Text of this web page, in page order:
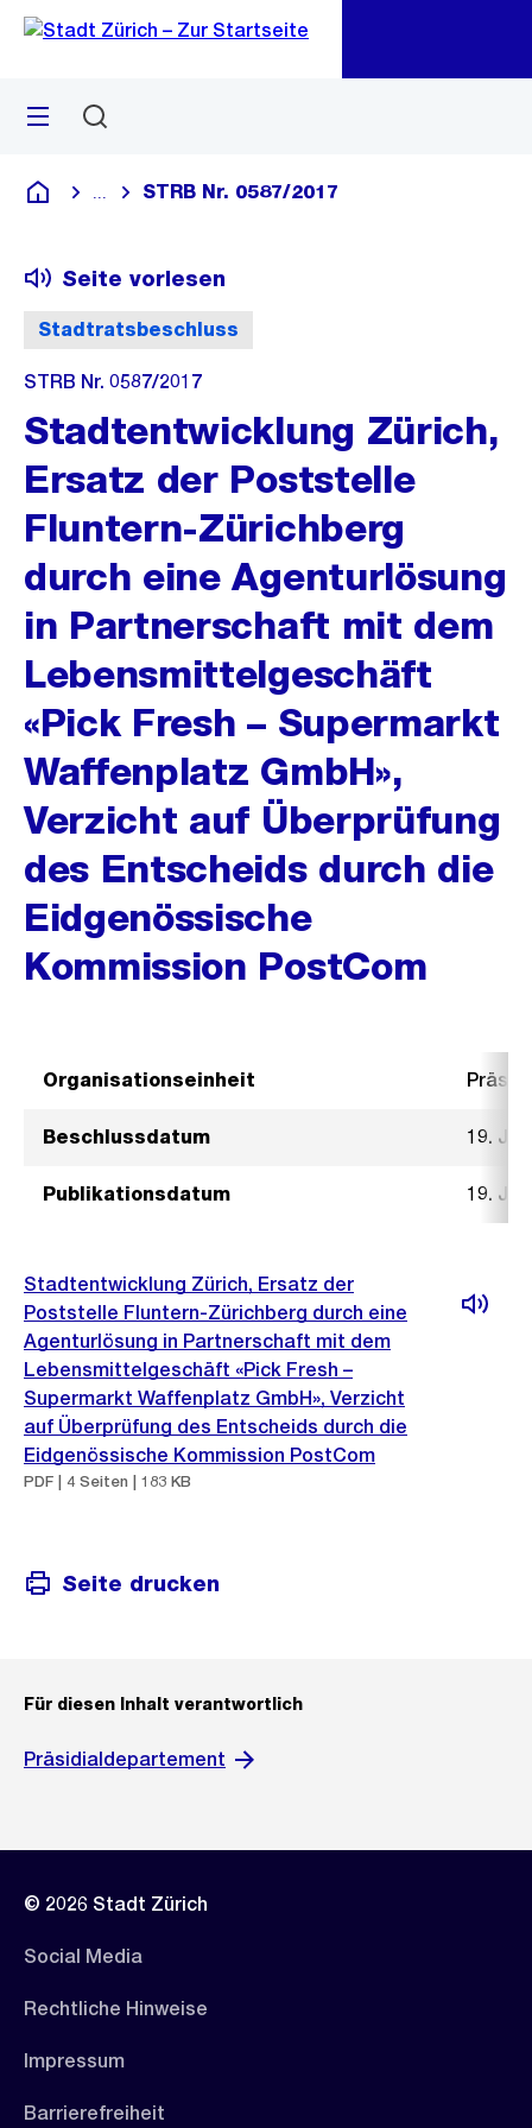
Navigation
Sprunglink
Menü
Deutsch
Blende alle Breadcrumbs ein
STRB Nr. 0587/2017
Stadtratsbeschluss
Seite vorlesen
STRB Nr. 0587/2017
Stadtentwicklung Zürich,
Ersatz der Poststelle
Fluntern-Zürichberg
durch eine Agenturlösung
in Partnerschaft mit dem
Lebensmittelgeschäft
«Pick Fresh – Supermarkt
Waffenplatz GmbH»,
Verzicht auf Überprüfung
des Entscheids durch die
Eidgenössische
Kommission PostCom
Organisationseinheit
Beschlussdatum 19.
Publikationsdatum 19.
Stadtentwicklung Zürich, Ersatz der
Poststelle Fluntern-Zürichberg durch eine
Agenturlösung in Partnerschaft mit dem
Lebensmittelgeschäft «Pick Fresh –
Supermarkt Waffenplatz GmbH», Verzicht
auf Überprüfung des Entscheids durch die
Eidgenössische Kommission PostCom
PDF | 4 Seiten | 183 KB
Seite drucken
Für diesen Inhalt verantwortlich
Präsidialdepartement
© 2026 Stadt Zürich
Social Media
Rechtliche Hinweise
Impressum
Barrierefreiheit